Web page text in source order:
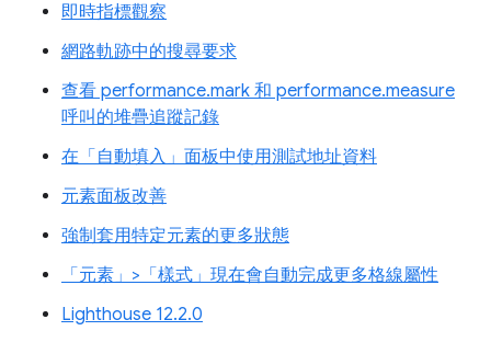
即時指標觀察
網路軌跡中的搜尋要求
查看 performance.mark 和 performance.measure
呼叫的堆疊追蹤記錄
在「自動填入」面板中使用測試地址資料
元素面板改善
強制套用特定元素的更多狀態
「元素」>「樣式」現在會自動完成更多格線屬性
Lighthouse 12.2.0